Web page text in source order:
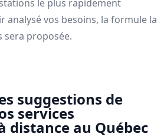
le plus rapidement
analysé vos besoins, la formule la
sera proposée.
suggestions de
services
distance au Québec